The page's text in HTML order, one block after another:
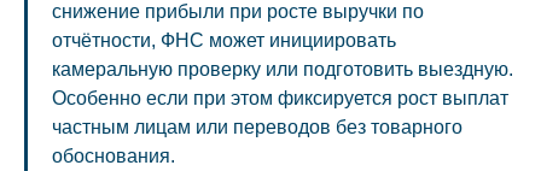
снижение прибыли при росте выручки по
отчётности, ФНС может инициировать
камеральную проверку или подготовить выездную.
Особенно если при этом фиксируется рост выплат
частным лицам или переводов без товарного
обоснования.